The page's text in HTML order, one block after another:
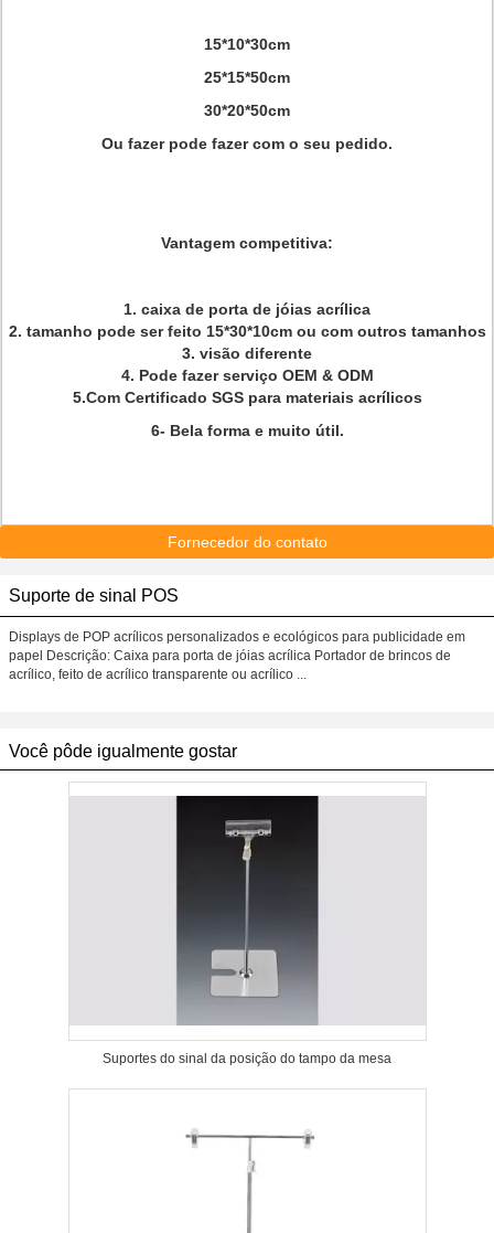
15*10*30cm
25*15*50cm
30*20*50cm
Ou fazer pode fazer com o seu pedido.
Vantagem competitiva:
1. caixa de porta de jóias acrílica
2. tamanho pode ser feito 15*30*10cm ou com outros tamanhos
3. visão diferente
4. Pode fazer serviço OEM & ODM
5.Com Certificado SGS para materiais acrílicos
6- Bela forma e muito útil.
Fornecedor do contato
Suporte de sinal POS
Displays de POP acrílicos personalizados e ecológicos para publicidade em
papel Descrição: Caixa para porta de jóias acrílica Portador de brincos de
acrílico, feito de acrílico transparente ou acrílico ...
Você pôde igualmente gostar
Suportes do sinal da posição do tampo da mesa